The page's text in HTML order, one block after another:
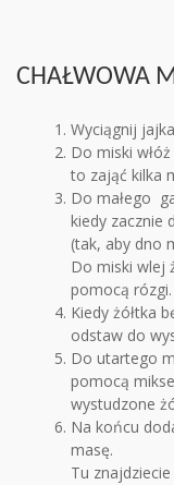
CHAŁWOWA
Wyciągnij
Do miski
to zająć kilka
Do małego
kiedy zacznie
(tak, aby dno
Do miski wlej
pomocą rózgi.
Kiedy żółtka
odstaw do
Do utartego
pomocą
wystudzone
Na końcu
masę.
Tu